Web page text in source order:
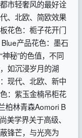
市轻奢风的最好诠
、北欧、简欧效果
花色：栀子花开门
产品花色：墨石
秘”的色值，不同
如沉浸岁月的湖
现代、北欧、新中
：紫玉金楠吊柜花
柏林青森Aomori B
学界关于高级、
锋芒，与光亮为